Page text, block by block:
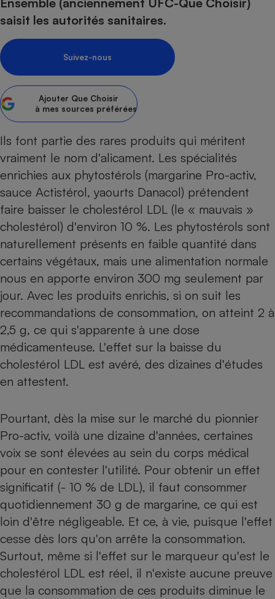
saisit les autorités sanitaires.
Suivez-nous
Ajouter Que Choisir
à mes sources préférées
Ils font partie des rares produits qui méritent
vraiment le nom d'alicament. Les spécialités
enrichies aux phytostérols (margarine Pro-activ,
sauce Actistérol, yaourts Danacol) prétendent
faire baisser le cholestérol LDL (le « mauvais »
cholestérol) d'environ 10 %. Les phytostérols sont
naturellement ­présents en faible quantité dans
certains végétaux, mais une alimentation normale
nous en apporte environ 300 mg seulement par
jour. Avec les produits enrichis, si on suit les
recommandations de consommation, on atteint 2 à
2,5 g, ce qui s'apparente à une dose
médicamenteuse. L'effet sur la baisse du
cholestérol LDL est avéré, des dizaines d'études
en attestent.
Pourtant, dès la mise sur le marché du pionnier
Pro-activ, voilà une dizaine d'années, certaines
voix se sont élevées au sein du corps médical
pour en contester l'utilité. Pour obtenir un effet
significatif (- 10 % de LDL), il faut consommer
quotidiennement 30 g de margarine, ce qui est
loin d'être négligeable. Et ce, à vie, puisque l'effet
cesse dès lors qu'on ­arrête la consommation.
Surtout, même si l'effet sur le marqueur qu'est le
cholestérol LDL est réel, il n'existe aucune preuve
que la consommation de ces produits diminue le
Sécurité - Hygiène
Supermarché - Drive
Complément
alimentaire
Assurance
Banque - Crédit
Epargne - Fiscalité
Mutuelle
Assurance emprunteur
Banque
Circulation routière
Pièce détachée
Moto
Comparateur auto
Comparatif
Comparatif aspirateur
Comparatif aspirateur
Comparatif cafetière
Comparatif robot cuiseur
Comparatif centrale
Gros électroménager
Petit électroménager -
Lave-linge
Plaque de cuisson à
induction
Comparatif casque audio
Comparatif ultrabook
Comparatif tablette
Image et son
Informatique
Internet
Téléphonie
Téléviseur
Téléphone mobile -
Comparatif tondeuse
Aménagement
Bricolage - Jardinage
Chauffage
Produit d'entretien
Sécurité domestique
Radiateur électrique
Maladie - Médecine -
Système de santé -
Mutuelle
Antimoustique
Maison de retraite
Retraite
Choisir son fioul
Choisir son pellet
Comparateur assurance emprunteur
Tous les comparateurs
Toutes les cartes interactives
Speedtest - Testez le débit de votre
connexion Internet